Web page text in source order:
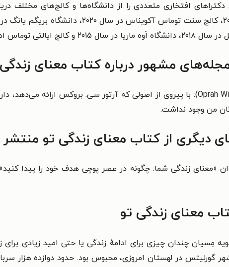
توماس ادیسون در سال ۲۰۱۳ میلادی.
مجله‌های مشهور درباره کتاب معنای
با پیروی از اصولی که آرتور سی. بروکس ارائه می‌دهد،
من وجود نداشت.
دیگری از کتاب معنای زندگی تو
«معنای زندگی شما: چگونه در عصر پوچی هدف خود را پیدا
معنای زندگی تو
۱۹۴۱، اولیویه مِسیان چندان چیزی برای ادامهٔ زندگی یا حتی امید
گورلیتس در لهستان امروزی، محبوس بود. حدود دوازده هزار